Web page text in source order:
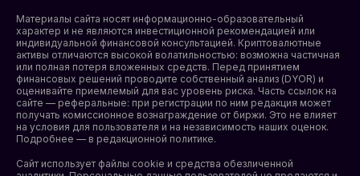
Материалы сайта носят информационно-образовательный
характер и не являются инвестиционной рекомендацией или
индивидуальной финансовой консультацией. Криптовалютные
активы отличаются высокой волатильностью: возможна частичная
или полная потеря вложенных средств. Перед принятием
финансовых решений проводите собственный анализ (DYOR) и
оценивайте приемлемый для вас уровень риска. Часть ссылок на
сайте — реферальные: при регистрации по ним редакция может
получать комиссионное вознаграждение от биржи. Это не влияет
на условия для пользователя и на независимость наших оценок.
Подробнее — в редакционной политике.
Сайт использует файлы cookie и средства обезличенной